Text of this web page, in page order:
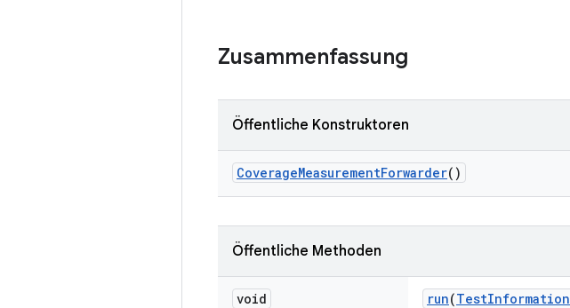
Zusammenfassung
Öffentliche Konstruktoren
CoverageMeasurementForwarder()
Öffentliche Methoden
void run(TestInformation